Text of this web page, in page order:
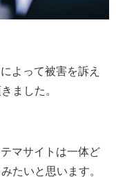
よって被害を訴え
ました。
マサイトは一体ど
たいと思います。